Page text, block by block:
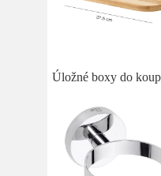
Úložné boxy do